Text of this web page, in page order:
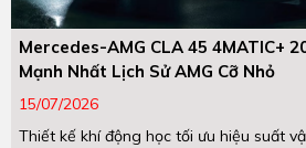
Mercedes-AMG CLA 45 4MATIC+
Mạnh Nhất Lịch Sử AMG Cỡ Nhỏ
15/07/2026
Thiết kế khí động học tối ưu hiệu suất